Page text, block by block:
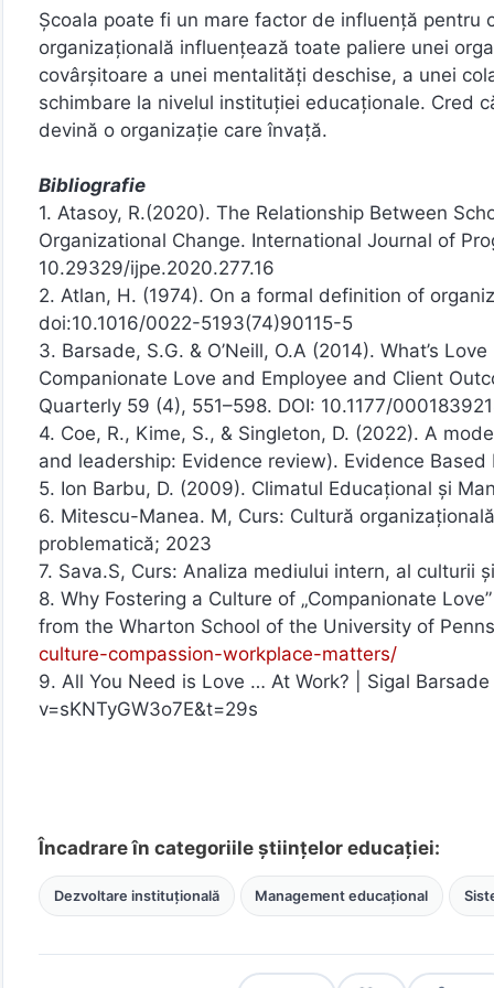
Școala poate fi un mare factor de influență
organizațională influențează toate paliere unei
covârșitoare a unei mentalități deschise, a unei
schimbare la nivelul instituției educaționale. Cred
devină o organizație care învață.
Bibliografie
1. Atasoy, R.(2020). The Relationship Between
Organizational Change. International Journal of
10.29329/ijpe.2020.277.16
2. Atlan, H. (1974). On a formal definition of
doi:10.1016/0022-5193(74)90115-5
3. Barsade, S.G. & O’Neill, O.A (2014). What’s
Companionate Love and Employee and Client
Quarterly 59 (4), 551–598. DOI: 10.1177/
4. Coe, R., Kime, S., & Singleton, D. (2022). A
and leadership: Evidence review). Evidence Based
5. Ion Barbu, D. (2009). Climatul Educațional și
6. Mitescu-Manea. M, Curs: Cultură
problematică; 2023
7. Sava.S, Curs: Analiza mediului intern, al culturii
8. Why Fostering a Culture of „Companionate
from the Wharton School of the University of
culture-compassion-workplace-matters/
9. All You Need is Love … At Work? | Sigal
v=sKNTyGW3o7E&t=29s
Încadrare în categoriile științelor educației:
Dezvoltare instituțională Management educațional